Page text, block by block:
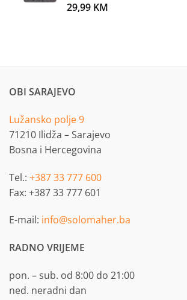
29,99 KM
OBI SARAJEVO
Lužansko polje 9
71210 Ilidža – Sarajevo
Bosna i Hercegovina
Tel.: +387 33 777 600
Fax: +387 33 777 601
E-mail: info@solomaher.ba
RADNO VRIJEME
pon. – sub. od 8:00 do 21:00
ned. neradni dan